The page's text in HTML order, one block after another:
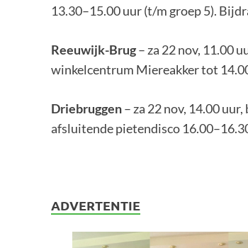
13.30–15.00 uur (t/m groep 5).
Reeuwijk-Brug– za 22 nov, 11.00
winkelcentrum Miereakker tot
Driebruggen– za 22 nov, 14.00
afsluitende pietendisco
ADVERTENTIE